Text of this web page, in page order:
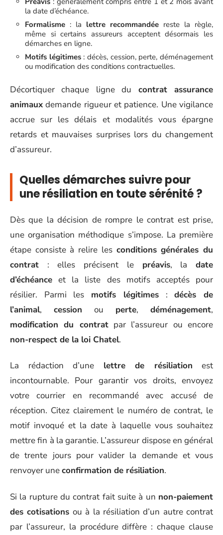
la date d’échéance.
Formalisme : la lettre recommandée reste la règle,
même si certains assureurs acceptent désormais les
démarches en ligne.
Motifs légitimes: décès, cession, perte, déménagement
ou modification des conditions contractuelles.
Décortiquer chaque ligne du contrat assurance
animaux demande rigueur et patience. Une vigilance
accrue sur les délais et modalités vous épargne
retards et mauvaises surprises lors du changement
d’assureur.
Quelles démarches suivre pour
une résiliation en toute sérénité ?
Dès que la décision de rompre le contrat est prise,
une organisation méthodique s’impose. La première
étape consiste à relire les conditions générales du
contrat : elles précisent le préavis, ladate
d’échéance et la liste des motifs acceptés pour
résilier. Parmi les motifs légitimes:décès de
l’animal, cession ou perte, déménagement,
modification du contratpar l’assureur ou encore
non-respect de la loi Chatel.
La rédaction d’une lettre de résiliation est
incontournable. Pour garantir vos droits, envoyez
votre courrier en recommandé avec accusé de
réception. Citez clairement le numéro de contrat, le
motif invoqué et la date à laquelle vous souhaitez
mettre fin à la garantie. L’assureur dispose en général
de trente jours pour valider la demande et vous
renvoyer uneconfirmation de résiliation.
Si la rupture du contrat fait suite à un non-paiement
des cotisations ou à la résiliation d’un autre contrat
par l’assureur, la procédure diffère : chaque clause